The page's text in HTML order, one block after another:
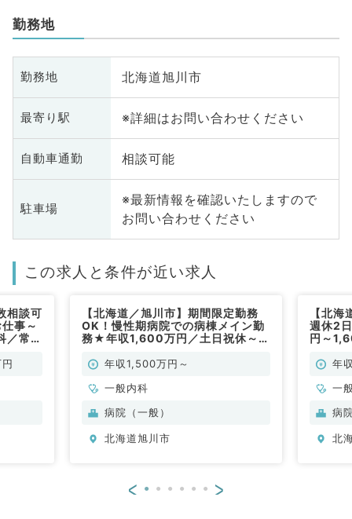
勤務地
勤務地 北海道旭川市
最寄り駅 ※詳細はお問い合わせください
自動車通勤 相談可能
駐車場
※最新情報を確認いたしますので
お問い合わせください
この求人と条件が近い求人
相談可
事～
／常
【北海道／旭川市】期間限定勤務
OK！慢性期病院での病棟メイン勤
務★年収1,600万円／土日祝休～マ
年収1,500万円～
一般内科
病院（一般）
北海道旭川市
【北
週休2
円～
年
一
病
北
< >